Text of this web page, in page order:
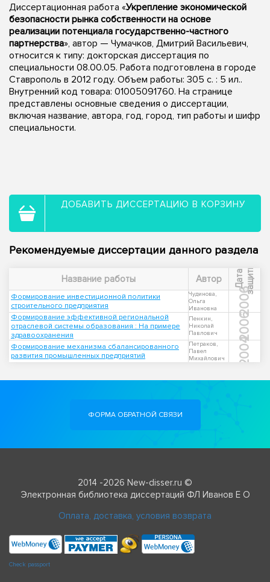
Диссертационная работа «Укрепление экономической
безопасности рынка собственности на основе
реализации потенциала государственно-частного
партнерства», автор — Чумачков, Дмитрий Васильевич,
относится к типу: докторская диссертация по
специальности 08.00.05. Работа подготовлена в городе
Ставрополь в 2012 году. Объем работы: 305 с. : 5 ил..
Внутренний код товара: 01005091760. На странице
представлены основные сведения о диссертации,
включая название, автора, год, город, тип работы и шифр
специальности.
ДОБАВИТЬ ДИССЕРТАЦИЮ В КОРЗИНУ
Рекомендуемые диссертации данного раздела
Название работы Автор Д
а
т
а
з
а
щ
и
ты
Формирование инвестиционной политики
строительного предприятия
Чудинова,
Ольга
Ивановна
2006
Формирование эффективной региональной
отраслевой системы образования : На примере
здравоохранения
Пенкин,
Николай
Павлович
2006
Формирование механизма сбалансированного
развития промышленных предприятий
Петраков,
Павел
Михайлович
2004
ФОРМА ОБРАТНОЙ СВЯЗИ
2014 -2026 New-disser.ru ©
Электронная библиотека диссертаций ФЛ Иванов Е О
Оплата, доставка, условия возврата
Check passport